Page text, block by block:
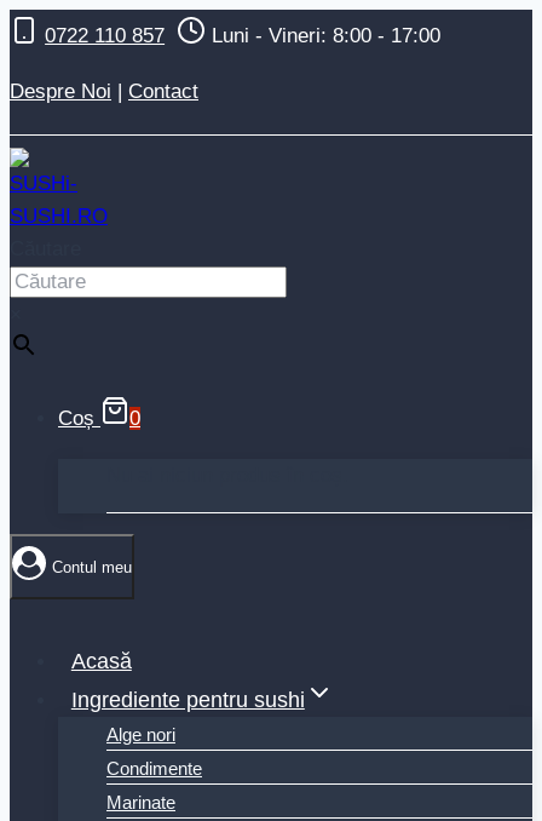
Skip
content
0722 110 857 Luni - Vineri: 8:00 - 17:00
Despre Noi | Contact
Coș 0
Contul meu
Acasă
Ingrediente pentru sushi
Alge nori
Condimente
Marinate